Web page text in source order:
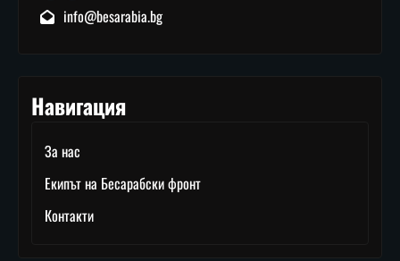
info@besarabia.bg
Навигация
За нас
Екипът на Бесарабски фронт
Контакти